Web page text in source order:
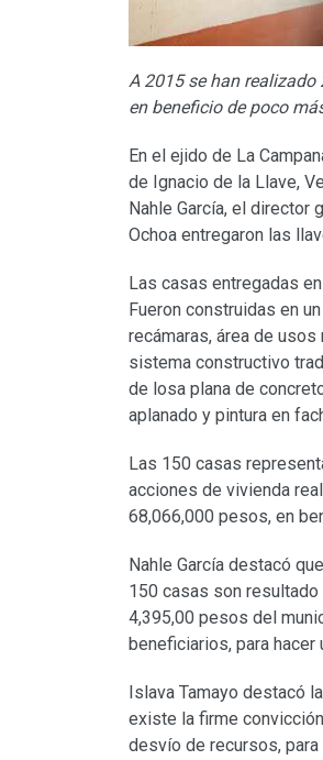
A 2015 se han
en beneficio de poco
En el ejido de La
de Ignacio de la Llave,
Nahle García, el director
Ochoa entregaron las
Las casas entregadas
Fueron construidas en
recámaras, área de
sistema constructivo
de losa plana de
aplanado y pintura en
Las 150 casas
acciones de vivienda
68,066,000 pesos, en
Nahle García destacó
150 casas son
4,395,00 pesos del
beneficiarios, para
Islava Tamayo destacó
existe la firme
desvío de recursos,